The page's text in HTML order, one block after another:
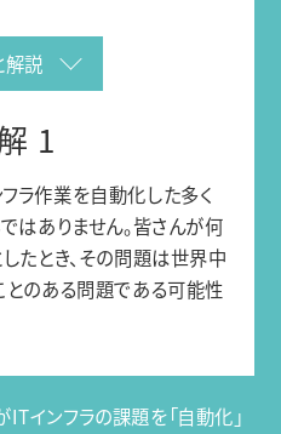
解説
1
ラ作業を自動化した多く
はありません。皆さんが何
たとき、その問題は世界中
のある問題である可能性
インフラの課題を「自動化」